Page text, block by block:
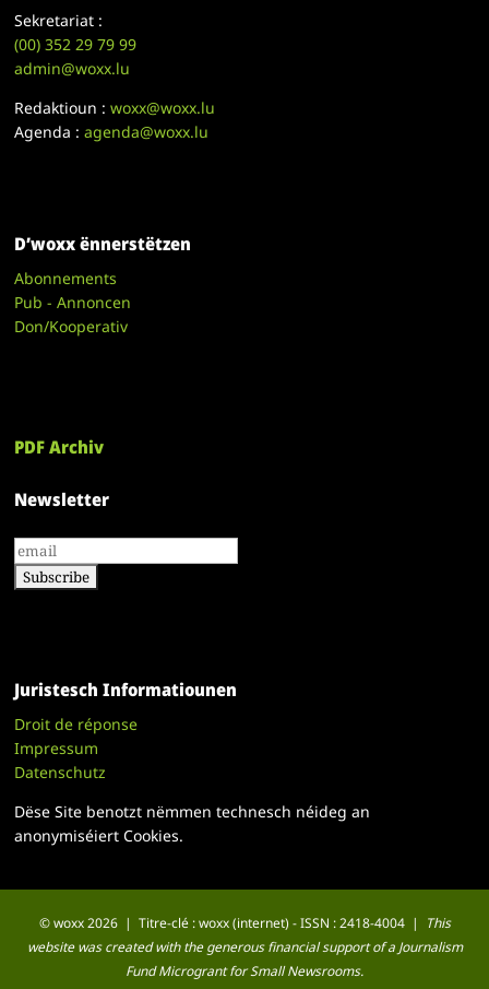
Sekretariat :
(00)352 29 79 99
admin@woxx.lu
Redaktioun :woxx@woxx.lu
Agenda :agenda@woxx.lu
D’woxx ënnerstëtzen
Abonnements
Pub - Annoncen
Don/Kooperativ
PDF Archiv
Newsletter
Juristesch Informatiounen
Droit de réponse
Impressum
Datenschutz
Dëse Site benotzt nëmmen technesch néideg an
anonymiséiert Cookies.
© woxx 2026 | Titre-clé : woxx (internet) - ISSN : 2418-4004 |
This
website was created with the generous financial support of a Journalism
Fund Microgrant for Small Newsrooms.